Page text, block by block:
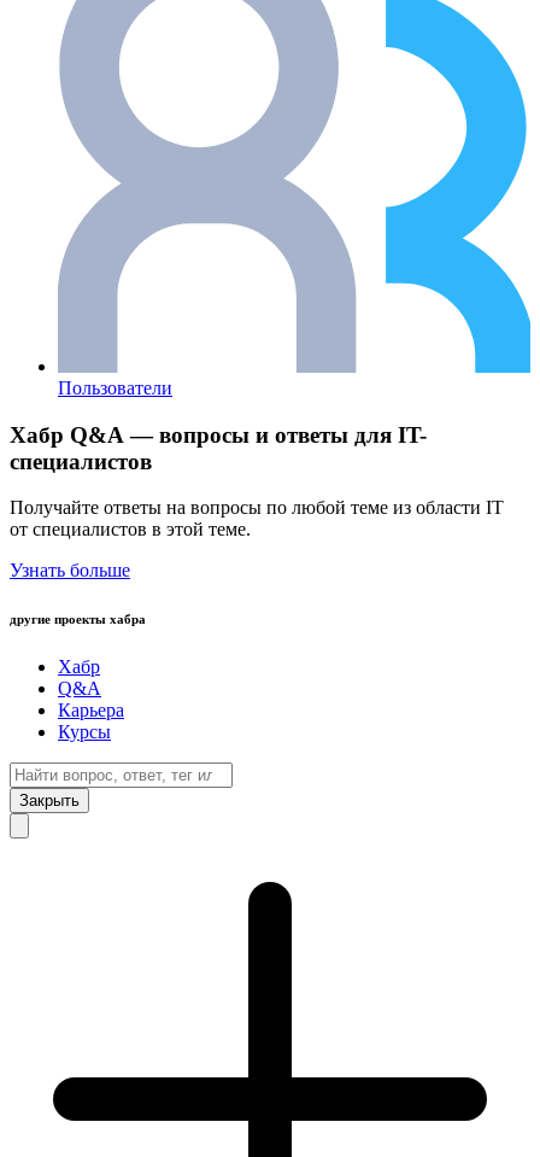
Пользователи
Хабр Q&A — вопросы и ответы для IT-
специалистов
Получайте ответы на вопросы по любой теме из области IT
от специалистов в этой теме.
Узнать больше
другие проекты хабра
Хабр
Q&A
Карьера
Курсы
Закрыть